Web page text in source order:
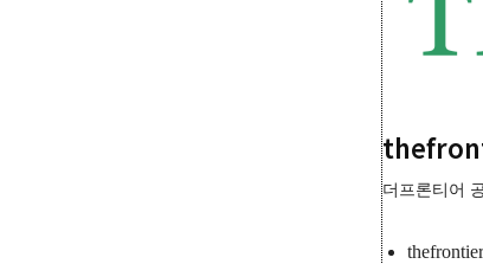
더프론티어
thefrontier